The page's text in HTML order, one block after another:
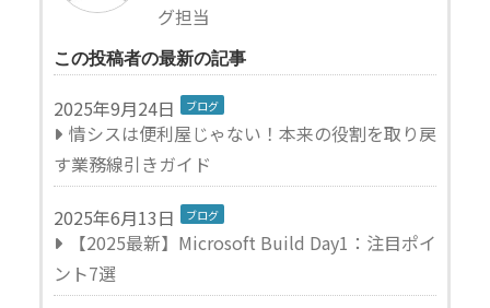
グ担当
この投稿者の最新の記事
2025年9月24日 ブログ
情シスは便利屋じゃない！本来の役割を取り戻
す業務線引きガイド
2025年6月13日 ブログ
【2025最新】Microsoft Build Day1：注目ポイ
ント7選